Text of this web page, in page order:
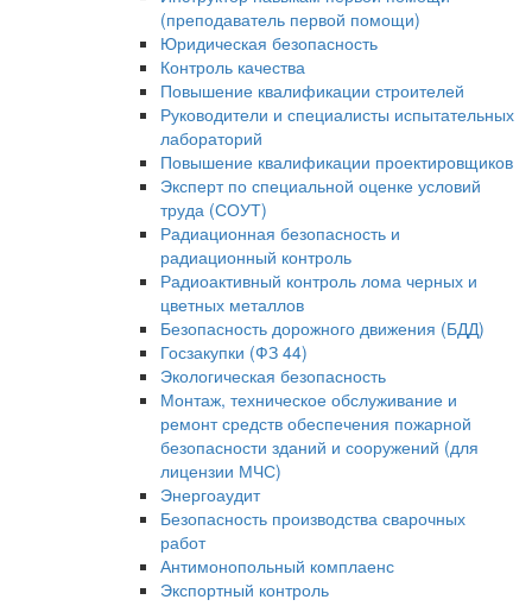
(преподаватель первой помощи)
Юридическая безопасность
Контроль качества
Повышение квалификации строителей
Руководители и специалисты испытательных
лабораторий
Повышение квалификации проектировщиков
Эксперт по специальной оценке условий
труда (СОУТ)
Радиационная безопасность и
радиационный контроль
Радиоактивный контроль лома черных и
цветных металлов
Безопасность дорожного движения (БДД)
Госзакупки (ФЗ 44)
Экологическая безопасность
Монтаж, техническое обслуживание и
ремонт средств обеспечения пожарной
безопасности зданий и сооружений (для
лицензии МЧС)
Энергоаудит
Безопасность производства сварочных
работ
Антимонопольный комплаенс
Экспортный контроль